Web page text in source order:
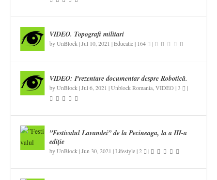
VIDEO. Topografi militari
byUnBlock |Jul 10, 2021 |Educatie| 164 |
VIDEO: Prezentare documentar despre Robotică.
byUnBlock |Jul 6, 2021 |Unblock Romania ,VIDEO |3 |
”Festivalul Lavandei” de la Pecineaga, la a III-a
ediție
byUnBlock |Jun 30, 2021 |Lifestyle|2 |